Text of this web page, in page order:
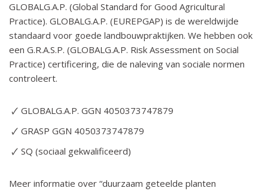
GLOBALG.A.P. (Global Standard for Good Agricultural
Practice). GLOBALG.A.P. (EUREPGAP) is de wereldwijde
standaard voor goede landbouwpraktijken. We hebben ook
een G.R.A.S.P. (GLOBALG.A.P. Risk Assessment on Social
Practice) certificering, die de naleving van sociale normen
controleert.
GLOBALG.A.P. GGN 4050373747879
GRASP GGN 4050373747879
SQ (sociaal gekwalificeerd)
Meer informatie over “duurzaam geteelde planten